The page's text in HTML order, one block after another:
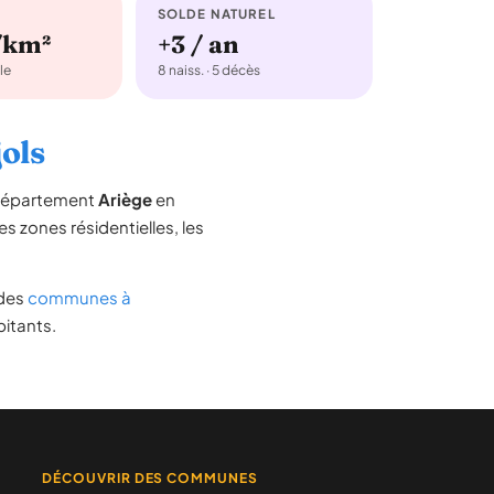
SOLDE NATUREL
+3 / an
8 naiss. · 5 décès
Ariègeen
zones résidentielles, les
communes à
DÉCOUVRIR DES COMMUNES